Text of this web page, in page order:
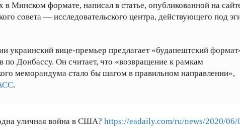
в Минском формате, написал в статье, опубликованной на
совета — исследовательского центра, действующего под
украинский вице-премьер предлагает «будапештский
по Донбассу. Он считает, что «возвращение к рамкам
меморандума стало бы шагом в правильном направлении»,
.
уличная война в США? https://eadaily.com/ru/news/2020/06/